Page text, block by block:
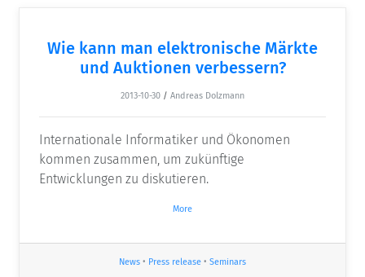
Wie kann man elektronische Märkte
und Auktionen verbessern?
2013-10-30 / Andreas Dolzmann
Internationale Informatiker und Ökonomen
kommen zusammen, um zukünftige
Entwicklungen zu diskutieren.
More
News • Press release • Seminars